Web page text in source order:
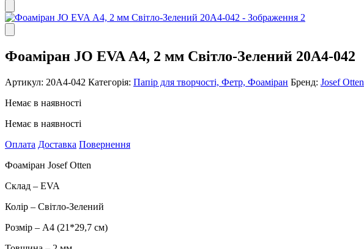
Фоаміран JO EVA А4, 2 мм Світло-Зелений 20А4-042
Артикул: 20А4-042 Категорія: Папір для творчості, Фетр, Фоаміран Бренд: Josef Otten
Немає в наявності
Немає в наявності
Оплата Доставка Повернення
Фоаміран Josef Otten
Склад – EVA
Колір – Світло-Зелений
Розмір – А4 (21*29,7 см)